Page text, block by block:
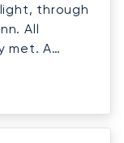
they
well.
as
the
and Saudia
hand-
through
All
met. A
!